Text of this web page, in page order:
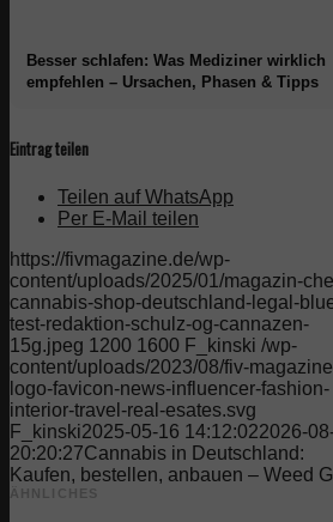
Besser schlafen: Was Mediziner wirklich
empfehlen – Ursachen, Phasen & Tipps
Eintrag teilen
Teilen auf WhatsApp
Per E-Mail teilen
https://fivmagazine.de/wp-
content/uploads/2025/01/magazin-
cannabis-shop-deutschland-legal-
test-redaktion-schulz-og-cannazen-
15g.jpeg 1200 1600 F_kinski /wp-
content/uploads/2023/08/fiv-
logo-favicon-news-influencer-fashion-
interior-travel-real-esates.svg
F_kinski2025-05-16 14:12:022026-
20:20:27Cannabis in Deutschland:
Kaufen, bestellen, anbauen – Weed
ÄHNLICHES